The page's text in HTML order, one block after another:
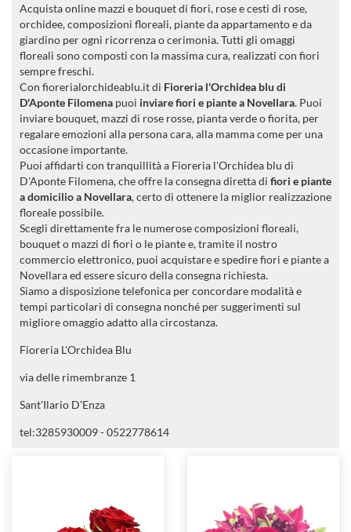
Acquista online mazzi e bouquet di fiori, rose e cesti di rose,
orchidee, composizioni floreali, piante da appartamento e da
giardino per ogni ricorrenza o cerimonia. Tutti gli omaggi
floreali sono composti con la massima cura, realizzati con fiori
sempre freschi.
Con fiorerialorchideablu.it di Fioreria l'Orchidea blu di
D'Aponte Filomena puoi inviare fiori e piante a Novellara. Puoi
inviare bouquet, mazzi di rose rosse, pianta verde o fiorita, per
regalare emozioni alla persona cara, alla mamma come per una
occasione importante.
Puoi affidarti con tranquillità a Fioreria l'Orchidea blu di
D'Aponte Filomena, che offre la consegna diretta di fiori e piante
a domicilio a Novellara, certo di ottenere la miglior realizzazione
floreale possibile.
Scegli direttamente fra le numerose composizioni floreali,
bouquet o mazzi di fiori o le piante e, tramite il nostro
commercio elettronico, puoi acquistare e spedire fiori e piante a
Novellara ed essere sicuro della consegna richiesta.
Siamo a disposizione telefonica per concordare modalità e
tempi particolari di consegna nonché per suggerimenti sul
migliore omaggio adatto alla circostanza.
Fioreria L'Orchidea Blu
via delle rimembranze 1
Sant'Ilario D'Enza
tel:3285930009 - 0522778614